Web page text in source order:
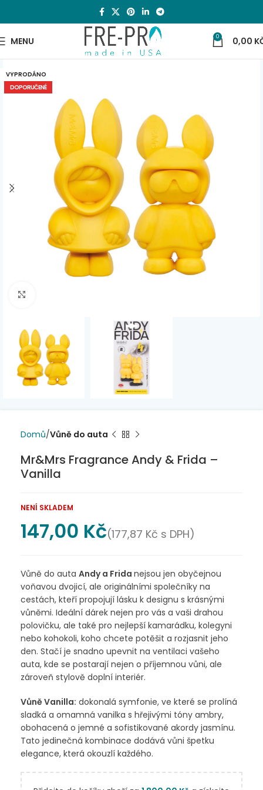
MENU 0 0,00
VYPRODÁNO
DOPORUČENÉ
Domů Vůně do auta
Mr&Mrs Fragrance Andy & Frida –
Vanilla
NENÍ SKLADEM
147,00 Kč(177,87 Kč s DPH)
Vůně do auta Andy a Frida nejsou jen obyčejnou
voňavou dvojicí, ale originálními společníky na
cestách, kteří propojují lásku k designu s krásnými
vůněmi. Ideální dárek nejen pro vás a vaši drahou
polovičku, ale také pro nejlepší kamarádku, kolegyni
nebo kohokoli, koho chcete potěšit a rozjasnit jeho
den. Stačí je snadno upevnit na ventilaci vašeho
auta, kde se postarají nejen o příjemnou vůni, ale
zároveň stylově doplní interiér.
Vůně Vanilla: dokonalá symfonie, ve které se prolíná
sladká a omamná vanilka s hřejivými tóny ambry,
obohacená o jemné a sofistikované akordy jasmínu.
Tato jedinečná kombinace dodává vůni špetku
elegance, která okouzlí každého.